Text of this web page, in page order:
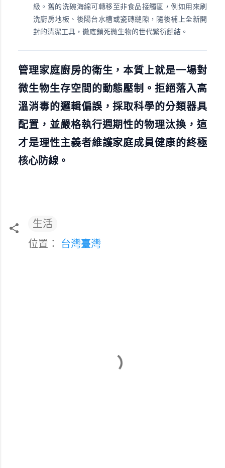
級。舊的洗碗海綿可轉移至非食品接觸區，例如用來刷
洗廚房地板、後陽台水槽或瓷磚縫隙，隨後補上全新開
封的清潔工具，徹底鎖死微生物的世代繁衍鏈結。
管理家庭廚房的衛生，本質上就是一場對
微生物生存空間的動態壓制。拒絕落入高
溫消毒的邏輯偏誤，採取科學的分類器具
配置，並嚴格執行週期性的物理汰換，這
才是理性主義者維護家庭成員健康的終極
核心防線。
生活
位置： 台灣臺灣